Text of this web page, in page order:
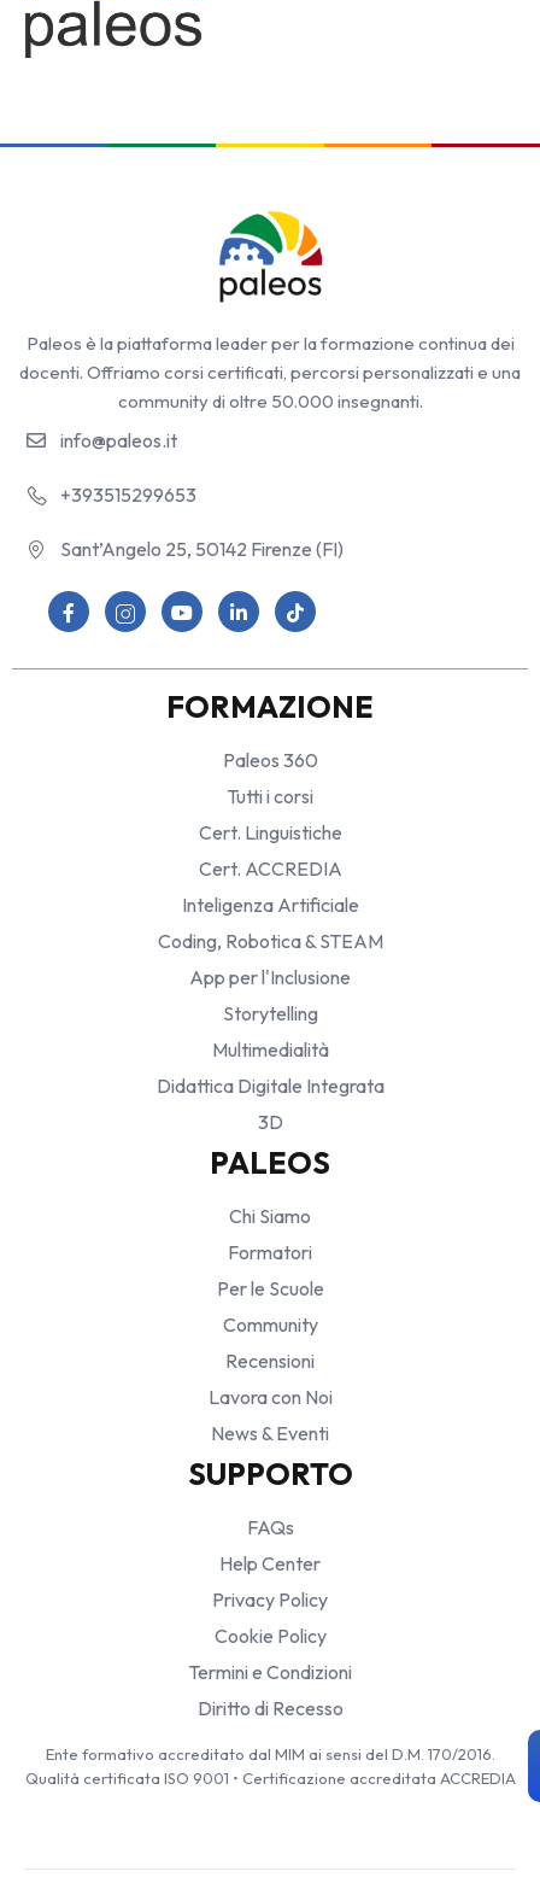
Paleos è la piattaforma leader per la formazione continua dei
docenti. Offriamo corsi certificati, percorsi personalizzati e una
community di oltre 50.000 insegnanti.
info@paleos.it
+393515299653
Sant’Angelo 25, 50142 Firenze (FI)
FORMAZIONE
Paleos 360
Tutti i corsi
Cert. Linguistiche
Cert. ACCREDIA
Inteligenza Artificiale
Coding, Robotica & STEAM
App per l'Inclusione
Storytelling
Multimedialità
Didattica Digitale Integrata
3D
PALEOS
Chi Siamo
Formatori
Per le Scuole
Community
Recensioni
Lavora con Noi
News & Eventi
SUPPORTO
FAQs
Help Center
Privacy Policy
Cookie Policy
Termini e Condizioni
Diritto di Recesso
Ente formativo accreditato dal MIM ai sensi del D.M. 170/2016.
Qualità certificata ISO 9001 • Certificazione accreditata ACCREDIA